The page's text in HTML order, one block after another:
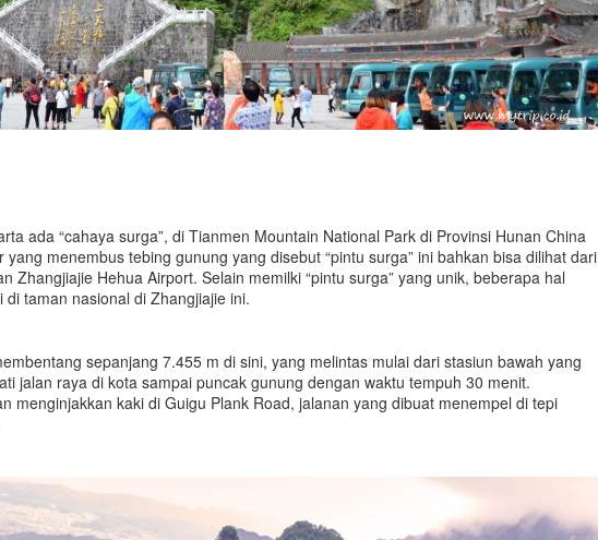
ada “cahaya surga”, di Tianmen Mountain National Park di Provinsi Hunan China
yang menembus tebing gunung yang disebut “pintu surga” ini bahkan bisa dilihat dari
Zhangjiajie Hehua Airport. Selain memilki “pintu surga” yang unik, beberapa hal
taman nasional di Zhangjiajie ini.
sepanjang 7.455 m di sini, yang melintas mulai dari stasiun bawah yang
jalan raya di kota sampai puncak gunung dengan waktu tempuh 30 menit.
menginjakkan kaki di Guigu Plank Road, jalanan yang dibuat menempel di tepi